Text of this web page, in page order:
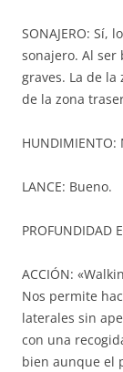
SONAJERO: Sí,
sonajero. Al ser
graves. La de
de la zona
HUNDIMIENTO:
LANCE: Bueno.
PROFUNDIDAD
ACCIÓN:
Nos permite
laterales sin
con una
bien aunque el